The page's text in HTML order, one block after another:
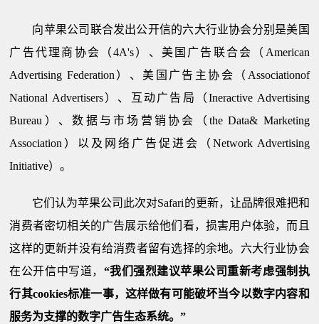
向苹果公司联合发出公开信的六大行业协会分别是美国
广告代理商协会（4A's）、美国广告联合会（American
Advertising Federation）、美国广告主协会（Associationof
National Advertisers）、互动广告局（Ineractive Advertising
Bureau）、数据与市场营销协会（the Data& Marketing
Association）以及网络广告促进会（Network Advertising
Initiative）。
它们认为苹果公司此次对Safari的更新，让品牌很难把和
消费者密切相关的广告展示给他们看，损害用户体验，而且
这样的更新并没有给消费者留有选择的余地。六大行业协会
在公开信中写道， “我们强烈建议苹果公司重新考虑强制执
行其cookies标准一事，这样做有可能破坏当今以数字内容和
服务为支撑的数字广告生态系统。”